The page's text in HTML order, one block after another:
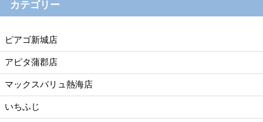
カテゴリー
ピアゴ新城店
アピタ蒲郡店
マックスバリュ熱海店
いちふじ